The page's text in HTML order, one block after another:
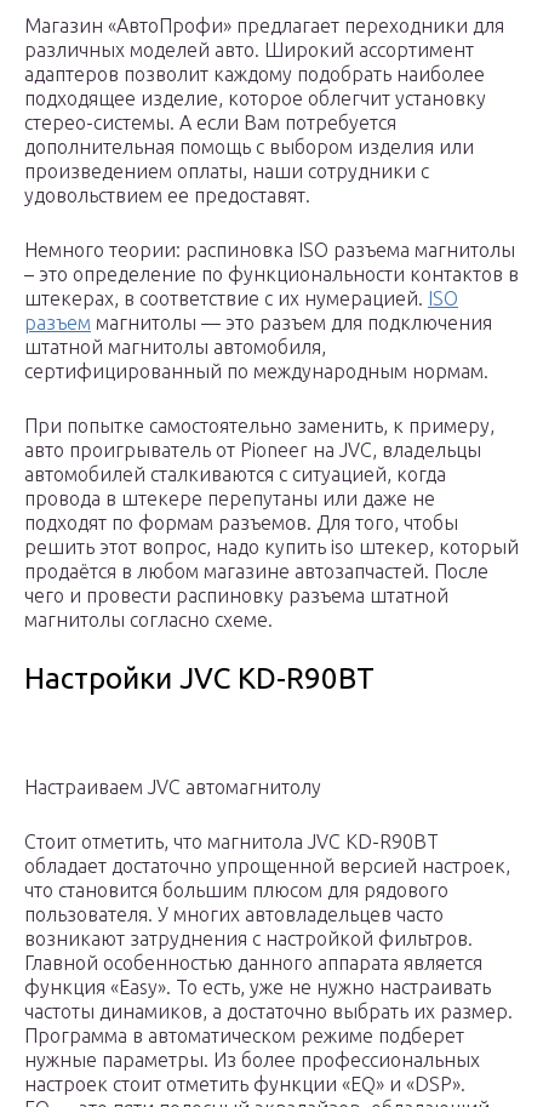
Магазин «АвтоПрофи» предлагает переходники для
различных моделей авто. Широкий ассортимент
адаптеров позволит каждому подобрать наиболее
подходящее изделие, которое облегчит установку
стерео-системы. А если Вам потребуется
дополнительная помощь с выбором изделия или
произведением оплаты, наши сотрудники с
удовольствием ее предоставят.
Немного теории: распиновка ISO разъема магнитолы
– это определение по функциональности контактов в
штекерах, в соответствие с их нумерацией. ISO
разъем магнитолы — это разъем для подключения
штатной магнитолы автомобиля,
сертифицированный по международным нормам.
При попытке самостоятельно заменить, к примеру,
авто проигрыватель от Pioneer на JVC, владельцы
автомобилей сталкиваются с ситуацией, когда
провода в штекере перепутаны или даже не
подходят по формам разъемов. Для того, чтобы
решить этот вопрос, надо купить iso штекер, который
продаётся в любом магазине автозапчастей. После
чего и провести распиновку разъема штатной
магнитолы согласно схеме.
Настройки JVC KD-R90BT
Настраиваем JVC автомагнитолу
Стоит отметить, что магнитола JVC KD-R90BT
обладает достаточно упрощенной версией настроек,
что становится большим плюсом для рядового
пользователя. У многих автовладельцев часто
возникают затруднения с настройкой фильтров.
Главной особенностью данного аппарата является
функция «Easy». То есть, уже не нужно настраивать
частоты динамиков, а достаточно выбрать их размер.
Программа в автоматическом режиме подберет
нужные параметры. Из более профессиональных
настроек стоит отметить функции «EQ» и «DSP».